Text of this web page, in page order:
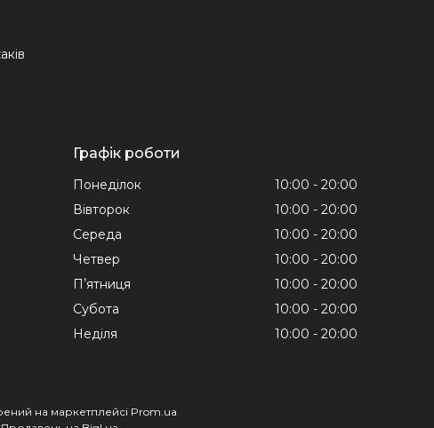
Графік роботи
Понеділок 10:00
20:00
Вівторок
10:00
20:00
Середа
10:00
20:00
Четвер
10:00
20:00
Пʼятниця
10:00
20:00
Субота
10:00
20:00
Неділя
10:00 20:00
на маркетплейсі Prom.ua